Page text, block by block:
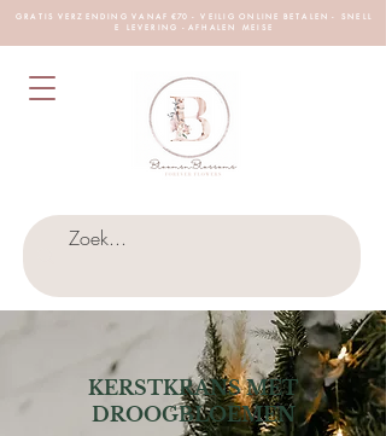
G R A T I S V E R Z E N D I N G V A N A F €70 - V E I L I G O N L I N E B E T A L E N - S N E L L
E L E V E R I N G - A F H A L E N M E I S E
KERSTKRANS MET
DROOGBLOEMEN